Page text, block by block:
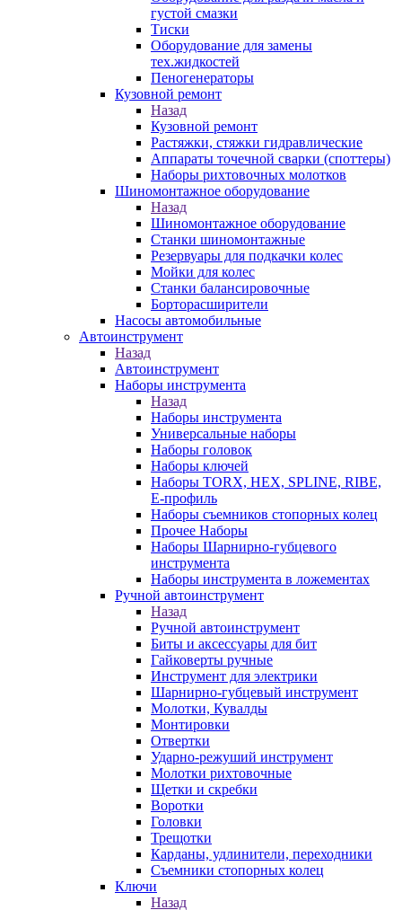
густой смазки
Тиски
Оборудование для замены
тех.жидкостей
Пеногенераторы
Кузовной ремонт
Назад
Кузовной ремонт
Растяжки, стяжки гидравлические
Аппараты точечной сварки (споттеры)
Наборы рихтовочных молотков
Шиномонтажное оборудование
Назад
Шиномонтажное оборудование
Станки шиномонтажные
Резервуары для подкачки колес
Мойки для колес
Станки балансировочные
Борторасширители
Насосы автомобильные
Автоинструмент
Назад
Автоинструмент
Наборы инструмента
Назад
Наборы инструмента
Универсальные наборы
Наборы головок
Наборы ключей
Наборы TORX, HEX, SPLINE, RIBE,
E-профиль
Наборы съемников стопорных колец
Прочее Наборы
Наборы Шарнирно-губцевого
инструмента
Наборы инструмента в ложементах
Ручной автоинструмент
Назад
Ручной автоинструмент
Биты и аксессуары для бит
Гайковерты ручные
Инструмент для электрики
Шарнирно-губцевый инструмент
Молотки, Кувалды
Монтировки
Отвертки
Ударно-режуший инструмент
Молотки рихтовочные
Щетки и скребки
Воротки
Головки
Трещотки
Карданы, удлинители, переходники
Съемники стопорных колец
Ключи
Назад